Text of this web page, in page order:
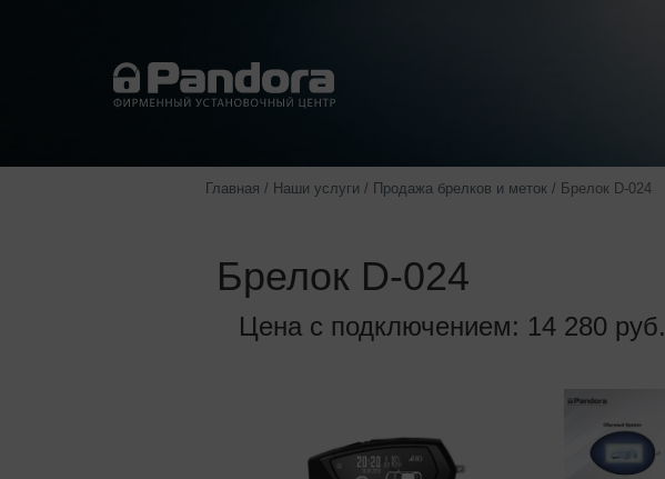
Главная / Наши услуги / Продажа брелков и меток / Брелок D-024
Брелок D-024
Цена с подключением: 14 280 руб.